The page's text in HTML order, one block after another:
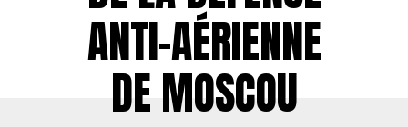
ANTI-AÉRIENNE
DE MOSCOU